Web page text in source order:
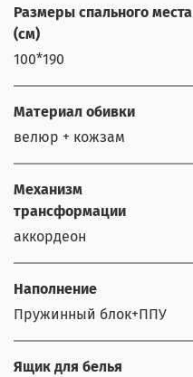
Размеры спального места
(см)
100*190
Материал обивки
велюр + кожзам
Механизм
трансформации
аккордеон
Наполнение
Пружинный блок+ППУ
Ящик для белья